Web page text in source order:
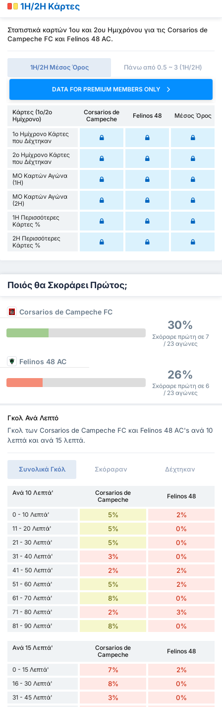
1H/2H Κάρτες
Στατιστικά καρτών 1ου και 2ου Ημιχρόνου για τις Corsarios de
Campeche FC και Felinos 48 AC.
1Η/2Η Μέσος Όρος Πάνω από 0.5 ~ 3 (1H/2H)
DATA FOR PREMIUM MEMBERS ONLY
Κάρτες (1ο/2ο
Ημίχρονο)
Corsarios de
Campeche
Felinos 48 Μέσος Όρος
1ο Ημίχρονο Κάρτες
που Δέχτηκαν
2ο Ημίχρονο Κάρτες
που Δέχτηκαν
ΜΟ Καρτών Αγώνα
(1Η)
ΜΟ Καρτών Αγώνα
(2Η)
1Η Περισσότερες
Κάρτες %
2Η Περισσότερες
Κάρτες %
Ποιός θα Σκοράρει Πρώτος;
Corsarios de Campeche FC
30%
Σκόραρε πρώτη σε 7
/ 23 αγώνες
Felinos 48 AC
26%
Σκόραρε πρώτη σε 6
/ 23 αγώνες
Γκολ Ανά Λεπτό
Γκολ των Corsarios de Campeche FC και Felinos 48 AC's ανά 10
λεπτά και ανά 15 λεπτά.
Συνολικά Γκόλ Σκόραραν Δέχτηκαν
Ανά 10 Λεπτά'
Corsarios de
Campeche
Felinos 48
0 - 10 Λεπτά' 5% 2%
11 - 20 Λεπτά' 5% 0%
21 - 30 Λεπτά' 5% 0%
31 - 40 Λεπτά' 3% 0%
41 - 50 Λεπτά' 2% 2%
51 - 60 Λεπτά' 5% 2%
61 - 70 Λεπτά' 8% 0%
71 - 80 Λεπτά' 2% 3%
81 - 90 Λεπτά' 8% 0%
Ανά 15 Λεπτά'
Corsarios de
Campeche
Felinos 48
0 - 15 Λεπτά' 7% 2%
16 - 30 Λεπτά' 8% 0%
31 - 45 Λεπτά' 3% 0%